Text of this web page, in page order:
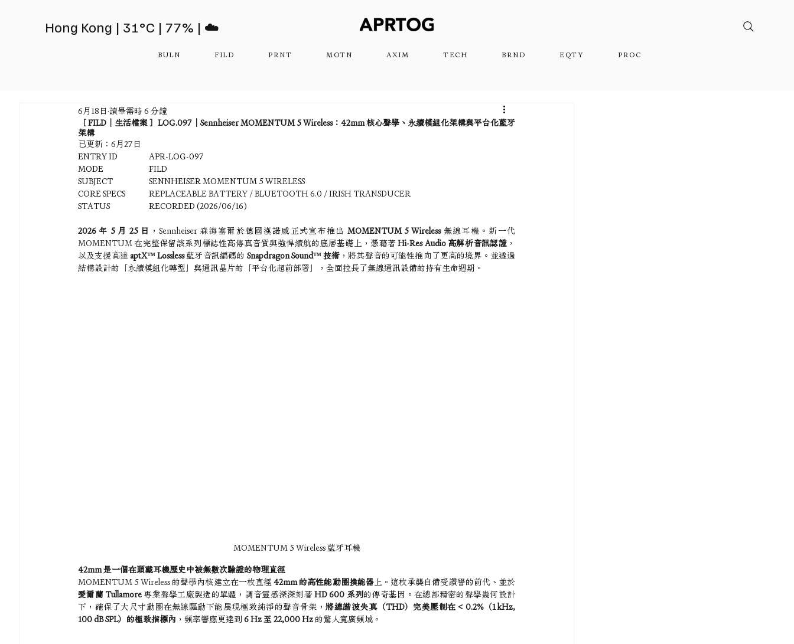
BULN FILD PRNT MOTN AXIM TECH BRND EQTY PROC
Hong Kong | 31°C | 77% | ☁️
［ FILD｜生活檔案 ］LOG.097｜Sennheiser MOMENTUM 5 Wireless：42mm 核心聲學、永續模組化架構與平台化藍牙
架構
6月18日 讀畢需時 6 分鐘
已更新： 6月27日
ENTRY ID		APR-LOG-097
MODE		FILD
SUBJECT		SENNHEISER MOMENTUM 5 WIRELESS
CORE SPECS REPLACEABLE BATTERY / BLUETOOTH 6.0 / IRISH TRANSDUCER
STATUS		RECORDED (2026/06/16)
2026 年 5 月 25 日 ，Sennheiser 森海塞爾於德國漢諾威正式宣布推出 MOMENTUM 5 Wireless 無線耳機。新一代
MOMENTUM 在完整保留該系列標誌性高傳真音質與強悍續航的底層基礎上，憑藉著 Hi-Res Audio 高解析音訊認證 ，
以及支援高達 aptX™ Lossless 藍牙音訊編碼的 Snapdragon Sound™ 技術 ，將其聲音的可能性推向了更高的境界。並透過
結構設計的「永續模組化轉型」與通訊晶片的「平台化超前部署」，全面拉長了無線通訊設備的持有生命週期。
MOMENTUM 5 Wireless 藍牙耳機
42mm 是一個在頭戴耳機歷史中被無數次驗證的物理直徑
MOMENTUM 5 Wireless 的聲學內核建立在一枚直徑 42mm 的高性能動圈換能器上。這枚承襲自備受讚譽的前代、並於
愛爾蘭 Tullamore 專業聲學工廠製造的單體，調音靈感深深刻著 HD 600 系列的傳奇基因。在總部精密的聲學幾何設計
下，確保了大尺寸動圈在無線驅動下能展現極致純淨的聲音骨架，將總諧波失真（THD）完美壓制在 < 0.2%（1 kHz,
100 dB SPL）的極致指標內 ，頻率響應更達到 6 Hz 至 22,000 Hz 的驚人寬廣頻域。